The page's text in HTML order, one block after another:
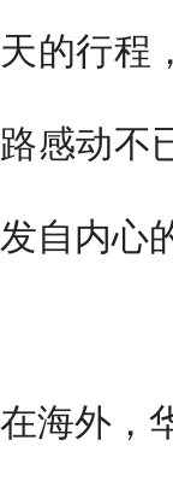
天的行程
路感动不
发自内心
在海外，